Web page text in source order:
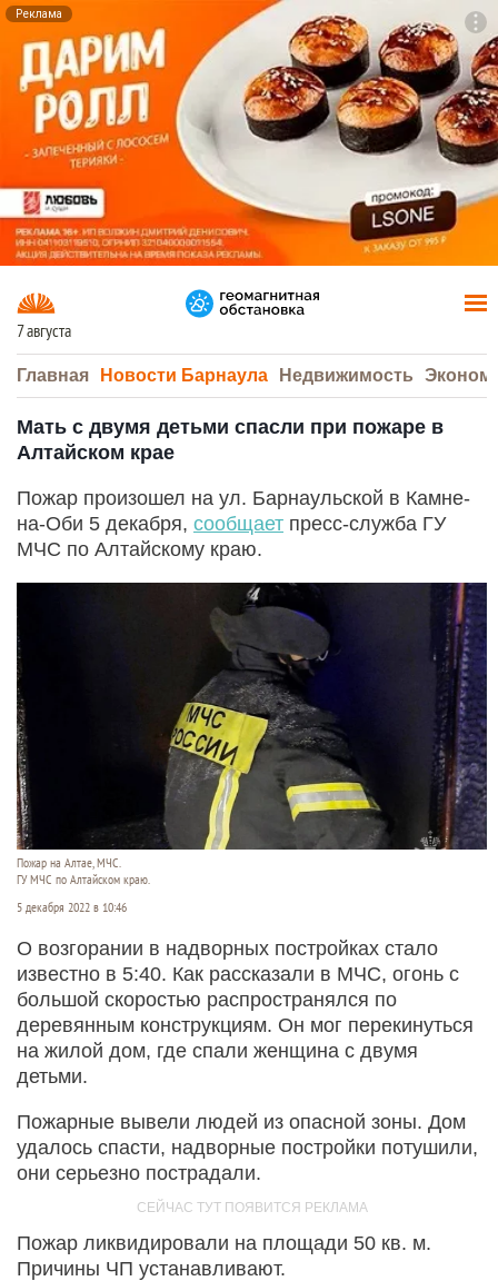
Реклама
7 августа
Главная Новости Барнаула Недвижимость
Мать с двумя детьми спасли при пожаре в
Алтайском крае
Пожар произошел на ул. Барнаульской в Камне-
на-Оби 5 декабря, сообщает пресс-служба ГУ
МЧС по Алтайскому краю.
Пожар на Алтае, МЧС.
ГУ МЧС по Алтайском краю.
5 декабря 2022 в 10:46
О возгорании в надворных постройках стало
известно в 5:40. Как рассказали в МЧС, огонь с
большой скоростью распространялся по
деревянным конструкциям. Он мог перекинуться
на жилой дом, где спали женщина с двумя
детьми.
Пожарные вывели людей из опасной зоны. Дом
удалось спасти, надворные постройки потушили,
они серьезно пострадали.
Пожар ликвидировали на площади 50 кв. м.
Причины ЧП устанавливают.